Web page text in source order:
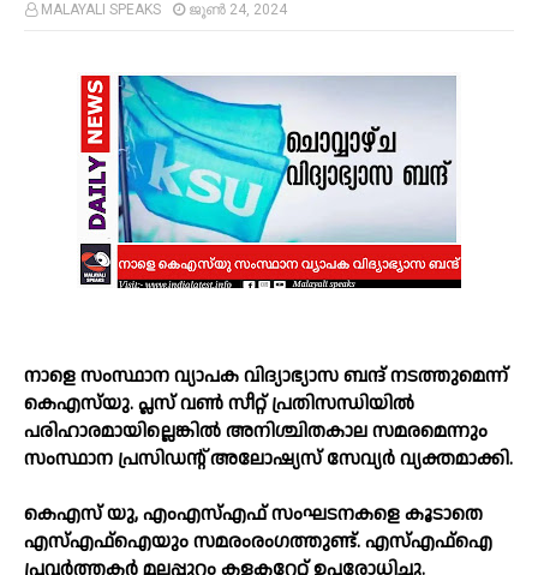
MALAYALI SPEAKS ജൂൺ 24, 2024
നാളെ സംസ്ഥാന വ്യാപക വിദ്യാഭ്യാസ ബന്ദ് നടത്തുമെന്ന്
കെഎസ്‍യു. പ്ലസ് വണ്‍ സീറ്റ് പ്രതിസന്ധിയില്‍
പരിഹാരമായില്ലെങ്കില്‍ അനിശ്ചിതകാല സമരമെന്നും
സംസ്ഥാന പ്രസിഡന്റ് അലോഷ്യസ് സേവ്യർ വ്യക്തമാക്കി.
കെഎസ് യു, എംഎസ്‌എഫ് സംഘടനകളെ കൂടാതെ
എസ്‌എഫ്‌ഐയും സമരംരംഗത്തുണ്ട്. എസ്‌എഫ്‌ഐ